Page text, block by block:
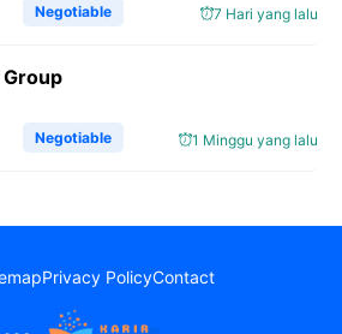
7 Hari yang lalu
Negotiable
1 Minggu yang lalu
Negotiable
Privacy PolicyContact